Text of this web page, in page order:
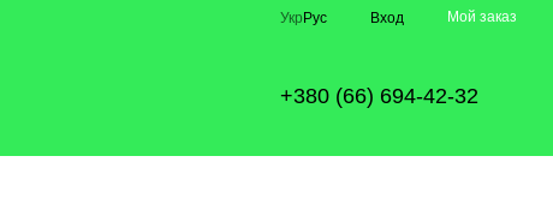
Укр Рус Вход Мой заказ
+380 (66) 694-42-32